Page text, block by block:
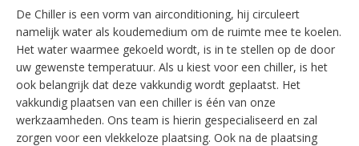
De Chiller is een vorm van airconditioning, hij circuleert
namelijk water als koudemedium om de ruimte mee te koelen.
Het water waarmee gekoeld wordt, is in te stellen op de door
uw gewenste temperatuur. Als u kiest voor een chiller, is het
ook belangrijk dat deze vakkundig wordt geplaatst. Het
vakkundig plaatsen van een chiller is één van onze
werkzaamheden. Ons team is hierin gespecialiseerd en zal
zorgen voor een vlekkeloze plaatsing. Ook na de plaatsing